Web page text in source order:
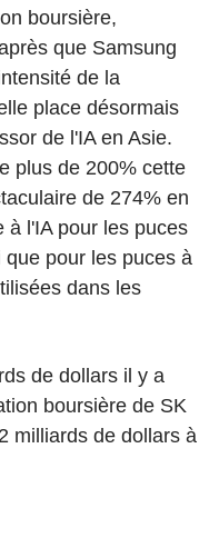
boursière,
que Samsung
de la
place désormais
de l'IA en Asie.
plus de 200% cette
de 274% en
à l'IA pour les puces
pour les puces à
dans les
de dollars il y a
boursière de SK
milliards de dollars à